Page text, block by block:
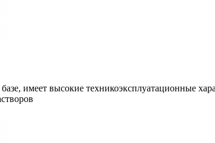
имеет высокие техникоэксплуатационные